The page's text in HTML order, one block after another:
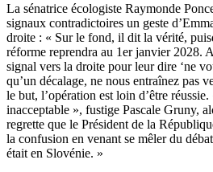
La sénatrice écologiste Raymonde
signaux contradictoires un geste
droite : « Sur le fond, il dit la vérité,
réforme reprendra au 1er janvier 2028.
signal vers la droite pour leur dire ‘ne
qu’un décalage, ne nous entraînez pas
le but, l’opération est loin d’être
inacceptable », fustige Pascale Gruny,
regrette que le Président de la
la confusion en venant se mêler du
était en Slovénie. »